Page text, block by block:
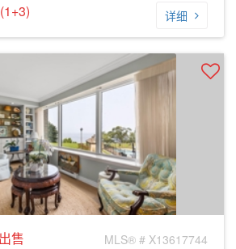
详细
出售 MLS® # X13617744